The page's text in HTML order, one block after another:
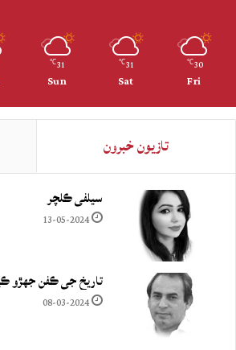
30
℃
Fri
31
℃
Sat
31
℃
Sun
تازيون خبرون
سيلفي ڪلچر
13-05-2024
تاريخ جي ڪفن جھڙو
08-03-2024